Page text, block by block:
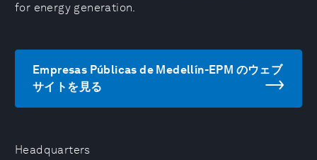
Headquarters
for energy generation.
Empresas Públicas de Medellín-EPM のウェブ
サイトを見る